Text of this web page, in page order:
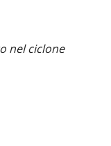
nel ciclone